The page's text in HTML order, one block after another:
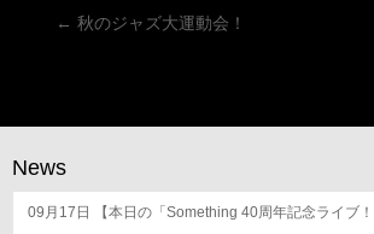
投
ビ
ゲ
ー
← 秋のジャズ大運動会！
News
09月17日 【本日の「Something 40周年記念ライブ